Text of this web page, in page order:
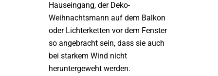
Hauseingang, der Deko-
Weihnachtsmann auf dem Balkon
oder Lichterketten vor dem Fenster
so angebracht sein, dass sie auch
bei starkem Wind nicht
heruntergeweht werden.